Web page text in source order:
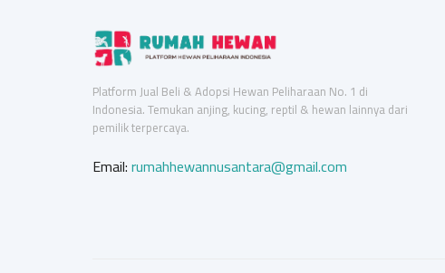
Platform Jual Beli & Adopsi Hewan Peliharaan No. 1 di
Indonesia. Temukan anjing, kucing, reptil & hewan lainnya dari
pemilik terpercaya.
Email:rumahhewannusantara@gmail.com